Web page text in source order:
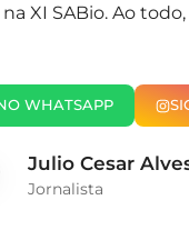
XI SABio. Ao
WHATSAPP
Julio Cesar
Jornalista